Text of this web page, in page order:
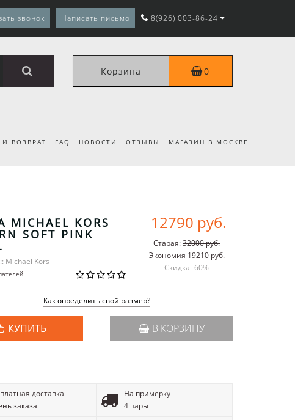
звонок Написать письмо 8(926) 003-86-24
Корзина 0
ВОЗВРАТ FAQ НОВОСТИ ОТЗЫВЫ МАГАЗИН В МОСКВЕ
KORS
SOFT PINK
Michael Kors
12790 руб.
Старая:32000 руб.
Экономия 19210 руб.
Скидка -60%
Как определить свой размер?
КУПИТЬ В КОРЗИНУ
доставка
заказа
На примерку
4 пары